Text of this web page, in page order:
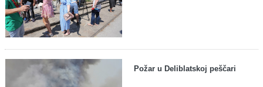
Požar u Deliblatskoj peščari